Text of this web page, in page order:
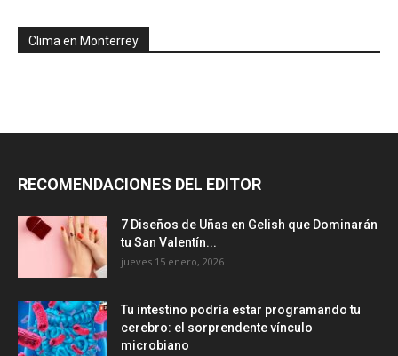
Clima en Monterrey
RECOMENDACIONES DEL EDITOR
7 Diseños de Uñas en Gelish que Dominarán
tu San Valentín...
jueves 15 enero, 2026
Tu intestino podría estar programando tu
cerebro: el sorprendente vínculo
microbiano